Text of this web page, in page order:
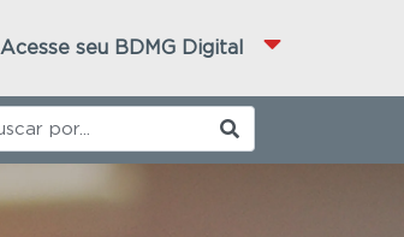
Acesse seu BDMG Digital